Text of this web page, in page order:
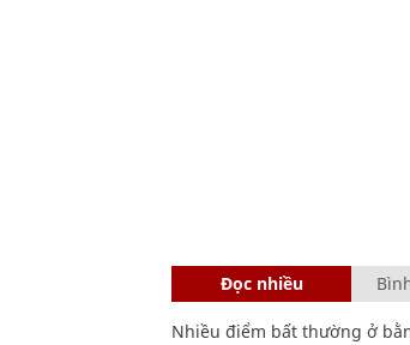
Đọc nhiều
Nhiều điểm bất thường ở